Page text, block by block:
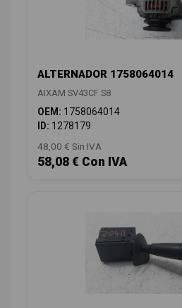
ALTERNADOR 1758064014
AIXAM SV43CF S8
OEM: 1758064014
ID: 1278179
48,00 € Sin IVA
58,08 € Con IVA